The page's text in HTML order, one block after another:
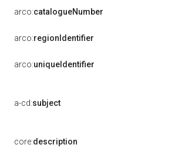
arco:catalogueNumber
arco:regionIdentifier
arco:uniqueIdentifier
a-cd:subject
core:description